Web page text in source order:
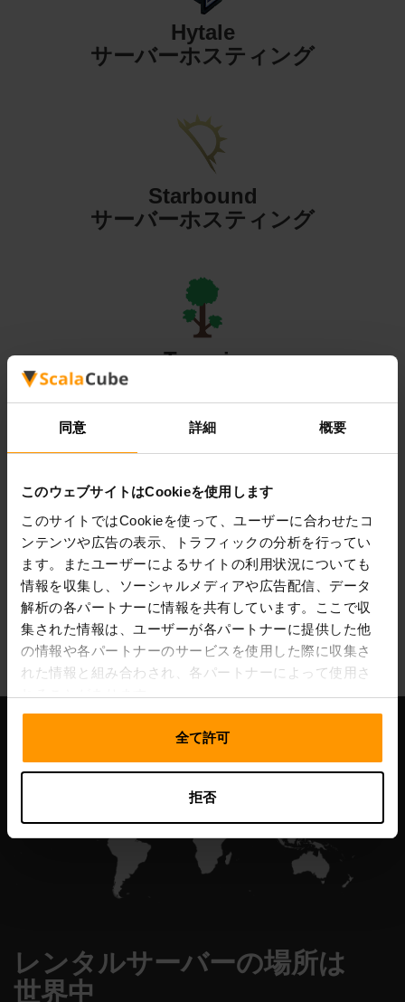
同意 詳細 概要
このウェブサイトはCookieを使用します
このサイトではCookieを使って、ユーザーに合わせたコ
ンテンツや広告の表示、トラフィックの分析を行ってい
ます。またユーザーによるサイトの利用状況についても
情報を収集し、ソーシャルメディアや広告配信、データ
解析の各パートナーに情報を共有しています。ここで収
集された情報は、ユーザーが各パートナーに提供した他
の情報や各パートナーのサービスを使用した際に収集さ
れた情報と組み合わされ、各パートナーによって使用さ
れることがあります。
全て許可
拒否
Hytale
サーバーホスティング
Starbound
サーバーホスティング
Terraria
サーバーホスティング
Valheim
サーバーホスティング
All Games
レンタルサーバーの場所は
世界中